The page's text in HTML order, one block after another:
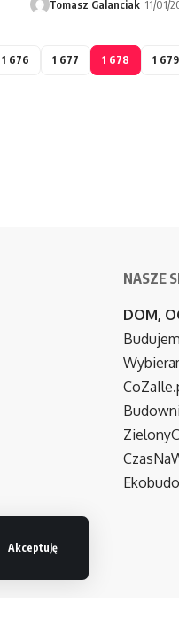
Akceptuję
Tomasz Galanciak 11/01/
1 676 1 677 1 678 1 679
NASZE
DOM,